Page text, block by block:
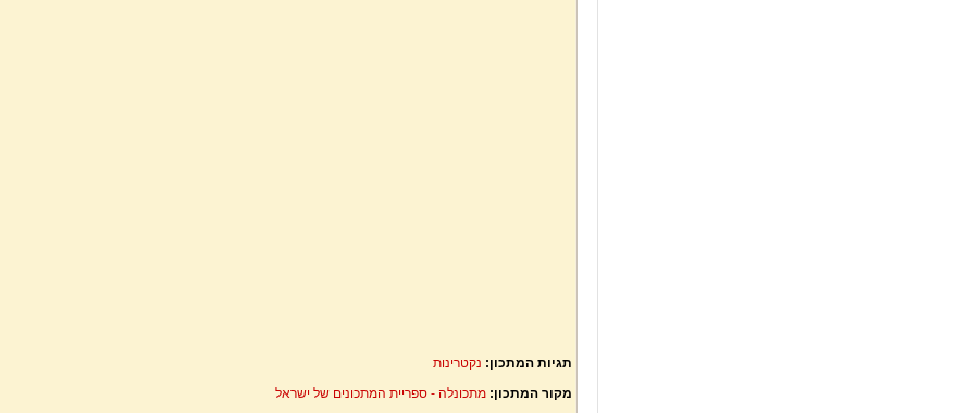
תגיות המתכון: נקטרינות
מקור המתכון:מתכונלה - ספריית המתכונים של ישראל